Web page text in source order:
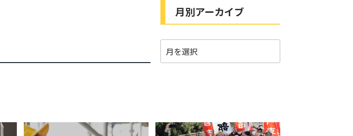
月別アーカイブ
別